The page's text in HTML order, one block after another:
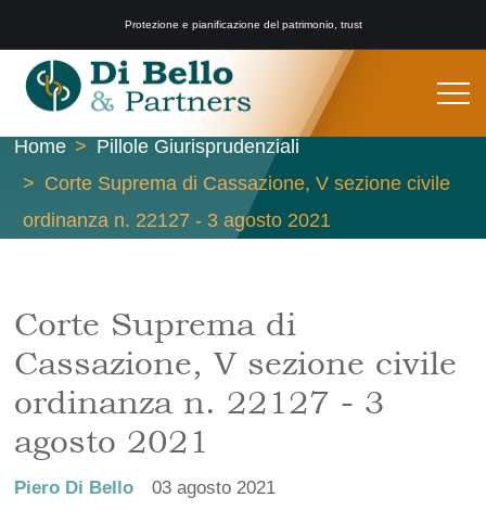
Protezione e pianificazione del patrimonio, trust
Home
Pillole Giurisprudenziali
Corte Suprema di Cassazione, V sezione civile
ordinanza n. 22127 - 3 agosto 2021
Corte Suprema di
Cassazione, V sezione civile
ordinanza n. 22127 - 3
agosto 2021
Piero Di Bello
03 agosto 2021